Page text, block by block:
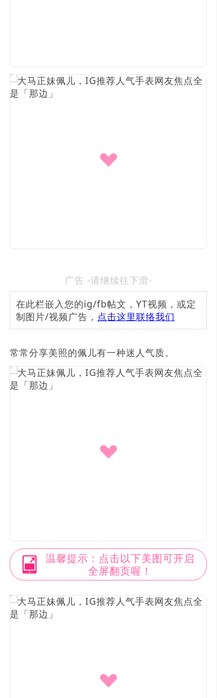
广告 -请继续往下滑-
在此栏嵌入您的ig/fb帖文，YT视频，或定
制图片/视频广告， 点击这里联络我们
常常分享美照的佩儿有一种迷人气质。
温馨提示：点击以下美图可开启
全屏翻页喔！